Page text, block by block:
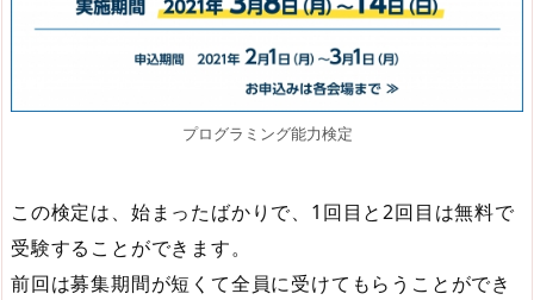
プログラミング能力検定
この検定は、始まったばかりで、1回目と2回目は無料で
受験することができます。
前回は募集期間が短くて全員に受けてもらうことができ